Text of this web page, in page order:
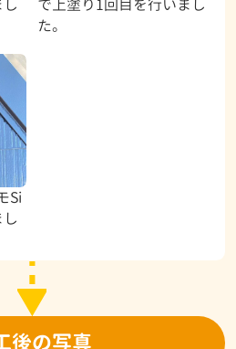
で上塗り1回目を行いまし
た。
Si
後の写真